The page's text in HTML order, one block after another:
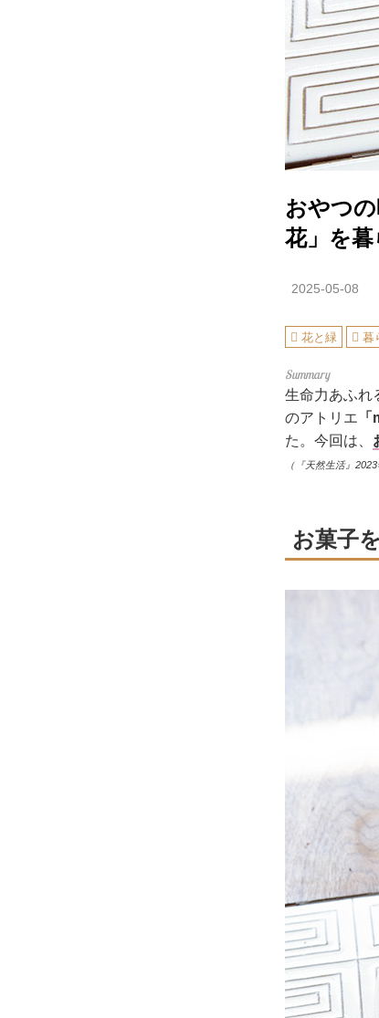
おやつ
花」を
2025-05-08
花と緑 暮
生命力あふれ
のアトリエ
た。今回は、
（『天然生活』
お菓子